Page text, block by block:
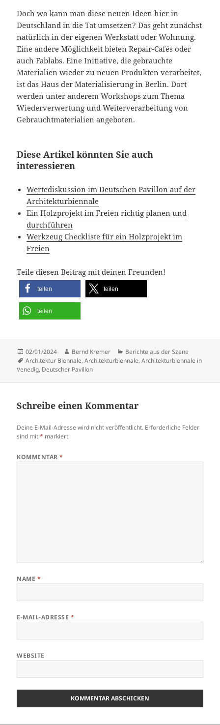
Doch wo kann man diese neuen Ideen hier in
Deutschland in die Tat umsetzen? Das geht zunächst
natürlich in der eigenen Werkstatt oder Wohnung.
Eine andere Möglichkeit bieten Repair-Cafés oder
auch Fablabs. Eine Initiative, die gebrauchte
Materialien wieder zu neuen Produkten verarbeitet,
ist das Haus der Materialisierung in Berlin. Dort
werden unter anderem Workshops zum Thema
Wiederverwertung und Weiterverarbeitung von
Gebrauchtmaterialien angeboten.
Diese Artikel könnten Sie auch
interessieren
Wertediskussion im Deutschen Pavillon auf der
Architekturbiennale
Ein Holzprojekt im Freien richtig planen und
durchführen
Werkzeug Checkliste für ein Holzprojekt im
Freien
Teile diesen Beitrag mit deinen Freunden!
teilen teilen
teilen
Veröffentlicht
am
02/01/2024 Autor
Bernd Kremer Kategorien
Berichte aus der Szene
Schlagwörter
Architektur Biennale,Architekturbiennale,Architekturbiennale in
Venedig, Deutscher Pavillon
Schreibe einen Kommentar
Deine E-Mail-Adresse wird nicht veröffentlicht. Erforderliche Felder
sind mit* markiert
KOMMENTAR*
NAME *
E-MAIL-ADRESSE *
WEBSITE